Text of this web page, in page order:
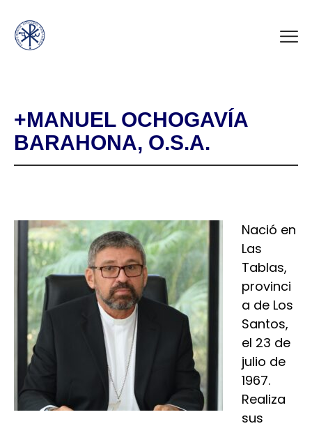
+MANUEL OCHOGAVÍA
BARAHONA, O.S.A.
Nació en
Las
Tablas,
provinci
a de Los
Santos,
el 23 de
julio de
1967.
Realiza
sus